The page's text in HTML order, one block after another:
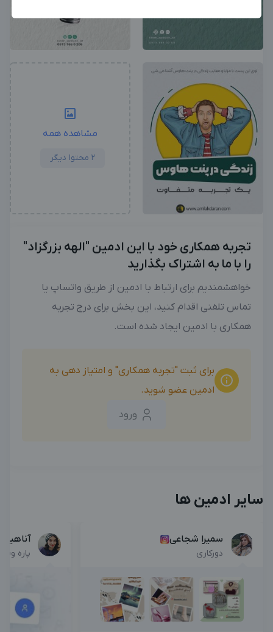
مشاهده همه
2 محتوا دیگر
تجربه همکاری خود با این ادمین "الهه بزرگزاد"
را با ما به اشتراک بگذارید
خواهشمندیم برای ارتباط با ادمین از طریق واتساپ یا
تماس تلفنی اقدام کنید، این بخش برای درج تجربه
همکاری با ادمین ایجاد شده است.
برای ثبت "تجربه همکاری" و امتیاز دهی به
ادمین عضو شوید.
ورود
سایر ادمین ها
سمیرا شجاعی
دورکاری پاره
بزرگترین پیج ادمینی بزرگترین کانال ادمینی